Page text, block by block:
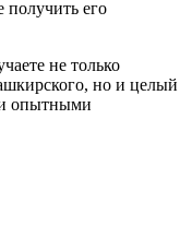
получить его
не только
но и целый
опытными